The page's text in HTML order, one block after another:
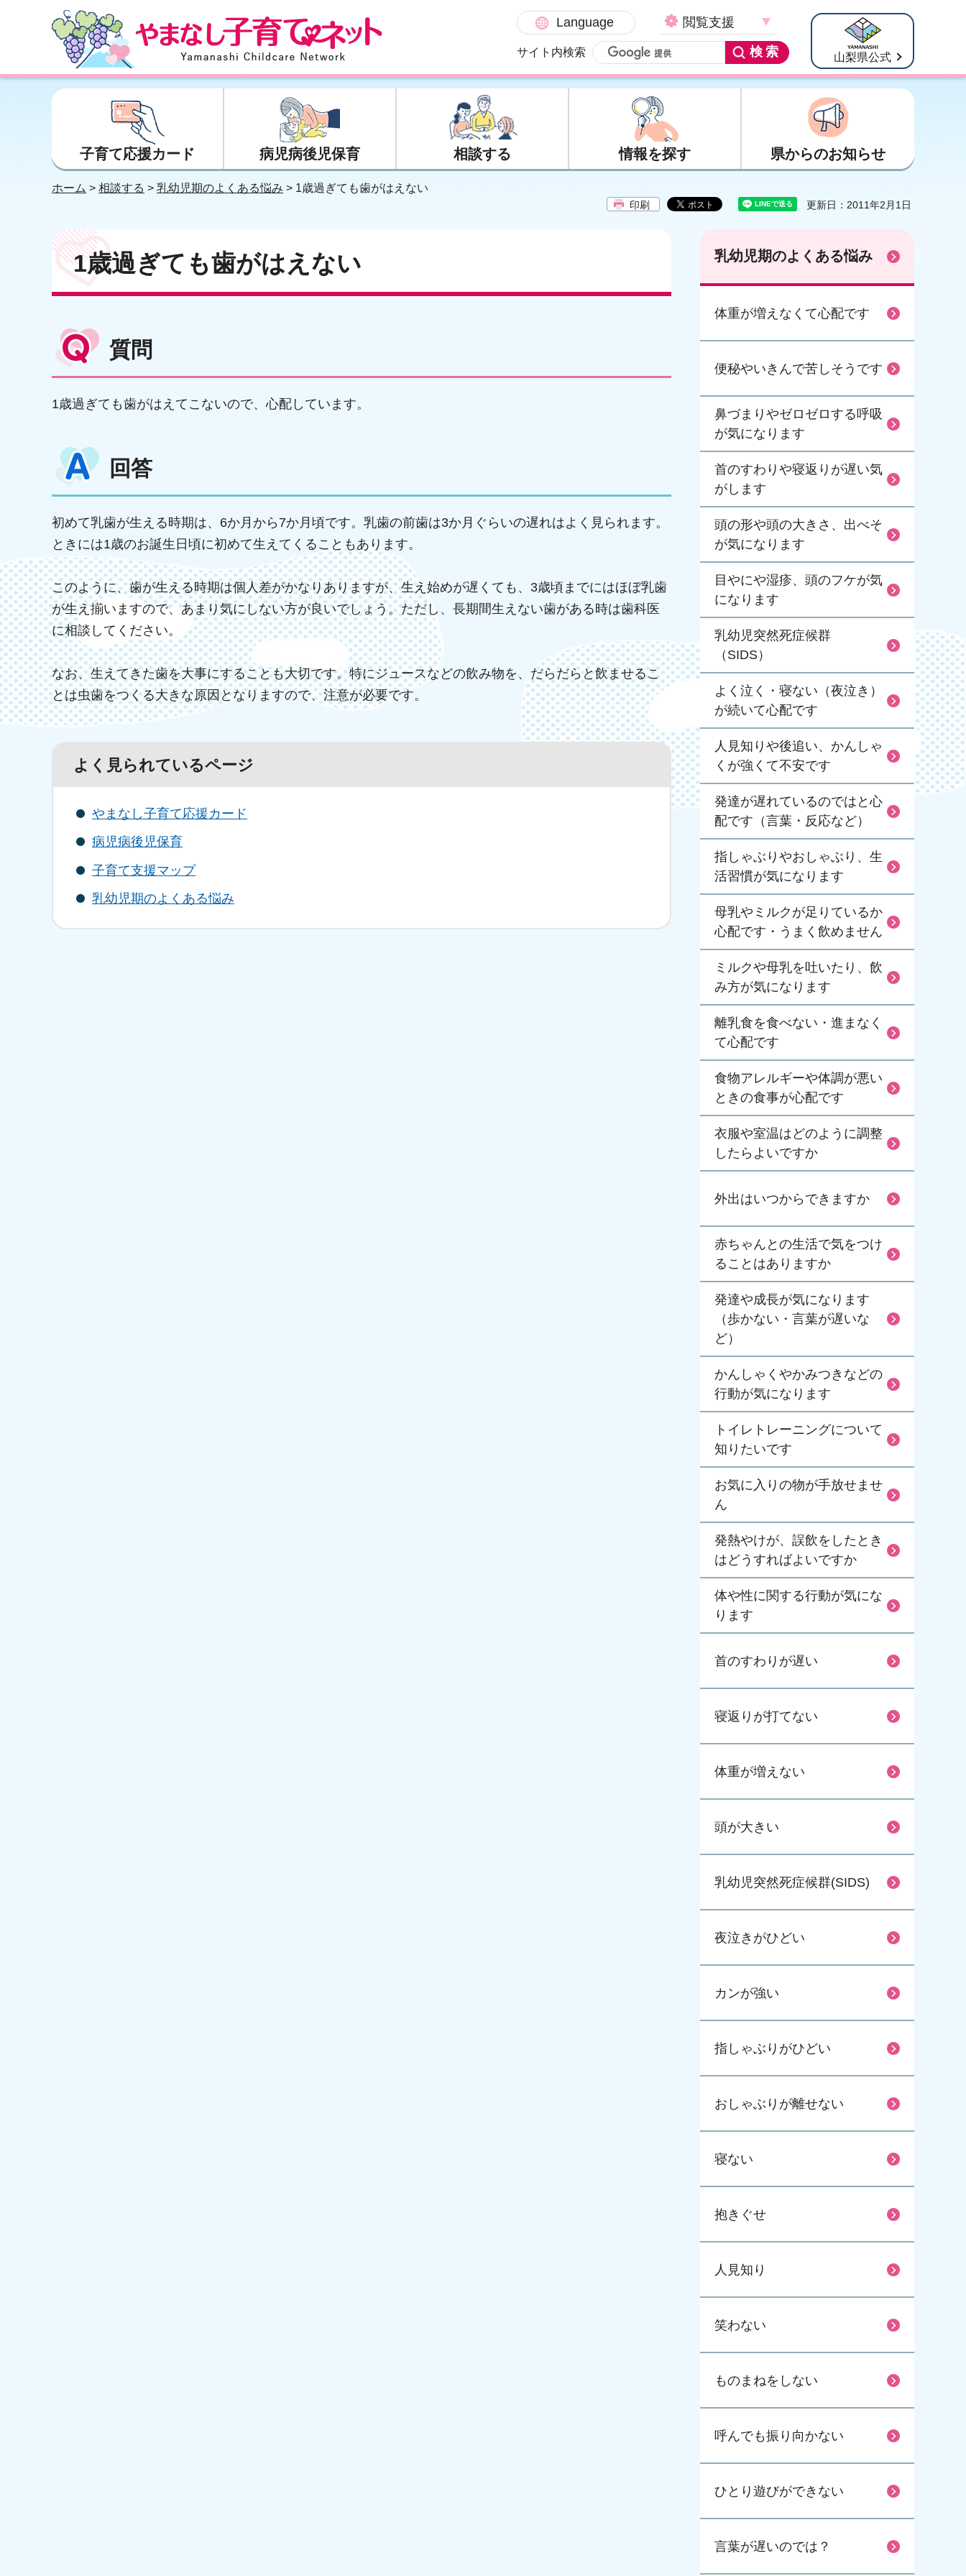
やまなし子育てネット Language 閲覧支援
サイト内検索 山梨県公式
子育て応援カード 病児病後児保育 相談する 情報を探す 県からのお知らせ
ホーム > 相談する > 乳幼児期のよくある悩み > 1歳過ぎても歯がはえない
印刷 更新日：2011年2月1日
1歳過ぎても歯がはえない
質問
1歳過ぎても歯がはえてこないので、心配しています。
回答
初めて乳歯が生える時期は、6か月から7か月頃です。乳歯の前歯は3か月ぐらいの遅れはよく見られます。
ときには1歳のお誕生日頃に初めて生えてくることもあります。
このように、歯が生える時期は個人差がかなりありますが、生え始めが遅くても、3歳頃までにはほぼ乳歯
が生え揃いますので、あまり気にしない方が良いでしょう。ただし、長期間生えない歯がある時は歯科医
に相談してください。
なお、生えてきた歯を大事にすることも大切です。特にジュースなどの飲み物を、だらだらと飲ませるこ
とは虫歯をつくる大きな原因となりますので、注意が必要です。
よく見られているページ
やまなし子育て応援カード
病児病後児保育
子育て支援マップ
乳幼児期のよくある悩み
乳幼児期のよくある悩み
体重が増えなくて心配です
便秘やいきんで苦しそうです
鼻づまりやゼロゼロする呼吸
が気になります
首のすわりや寝返りが遅い気
がします
頭の形や頭の大きさ、出べそ
が気になります
目やにや湿疹、頭のフケが気
になります
乳幼児突然死症候群
（SIDS）
よく泣く・寝ない（夜泣き）
が続いて心配です
人見知りや後追い、かんしゃ
くが強くて不安です
発達が遅れているのではと心
配です（言葉・反応など）
指しゃぶりやおしゃぶり、生
活習慣が気になります
母乳やミルクが足りているか
心配です・うまく飲めません
ミルクや母乳を吐いたり、飲
み方が気になります
離乳食を食べない・進まなく
て心配です
食物アレルギーや体調が悪い
ときの食事が心配です
衣服や室温はどのように調整
したらよいですか
外出はいつからできますか
赤ちゃんとの生活で気をつけ
ることはありますか
発達や成長が気になります
（歩かない・言葉が遅いな
ど）
かんしゃくやかみつきなどの
行動が気になります
トイレトレーニングについて
知りたいです
お気に入りの物が手放せませ
ん
発熱やけが、誤飲をしたとき
はどうすればよいですか
体や性に関する行動が気にな
ります
首のすわりが遅い
寝返りが打てない
体重が増えない
頭が大きい
乳幼児突然死症候群(SIDS)
夜泣きがひどい
カンが強い
指しゃぶりがひどい
おしゃぶりが離せない
寝ない
抱きぐせ
人見知り
笑わない
ものまねをしない
呼んでも振り向かない
ひとり遊びができない
言葉が遅いのでは？